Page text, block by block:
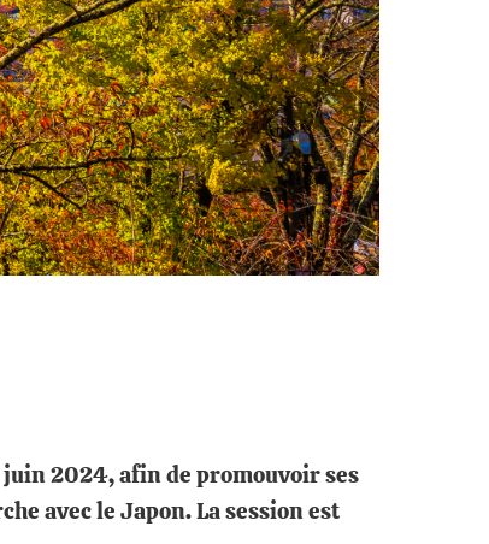
juin 2024, afin de promouvoir ses
avec le Japon. La session est